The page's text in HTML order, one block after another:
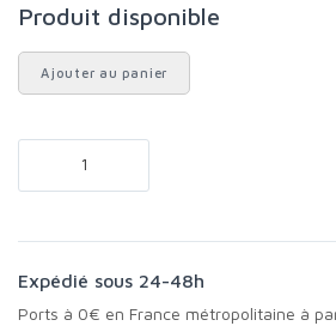
Produit disponible
Ajouter au panier
Expédié sous 24-48h
Ports à 0€ en France métropolitaine à